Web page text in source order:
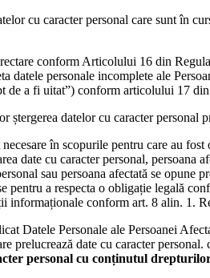
cu caracter personal care sunt în
conform Articolului 16 din
datele personale incomplete ale
de a fi uitat”) conform articolului 17
ștergerea datelor cu caracter
în scopurile pentru care au
date cu caracter personal,
sau persoana afectată se
pentru a respecta o obligație legală
informaționale conform art. 8 alin. 1.
Datele Personale ale Persoanei
prelucrează date cu caracter
personal cu conținutul